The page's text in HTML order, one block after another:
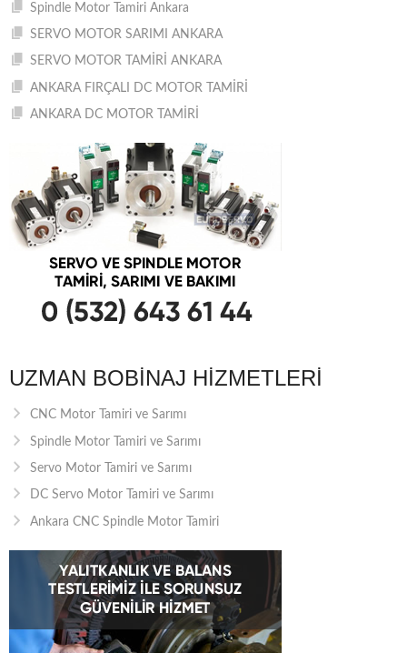
Spindle Motor Tamiri Ankara
SERVO MOTOR SARIMI ANKARA
SERVO MOTOR TAMİRİ ANKARA
ANKARA FIRÇALI DC MOTOR TAMİRİ
ANKARA DC MOTOR TAMİRİ
UZMAN BOBINAJ HIZMETLERI
CNC Motor Tamiri ve Sarımı
Spindle Motor Tamiri ve Sarımı
Servo Motor Tamiri ve Sarımı
DC Servo Motor Tamiri ve Sarımı
Ankara CNC Spindle Motor Tamiri